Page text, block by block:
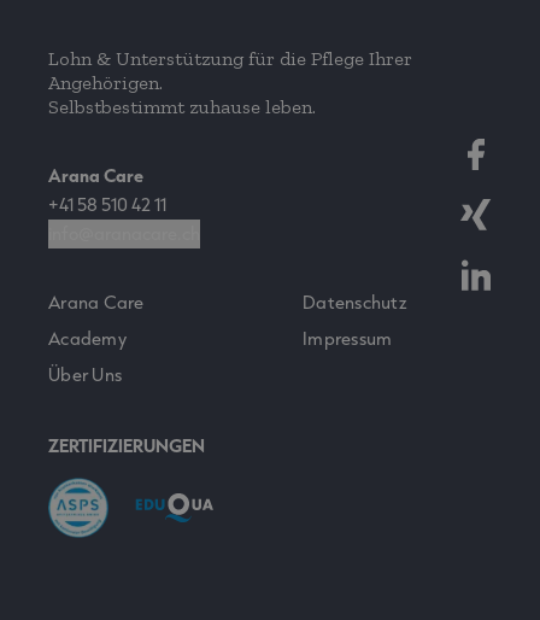
Lohn & Unterstützung für die Pflege Ihrer
Angehörigen.
Selbstbestimmt zuhause leben.
Arana Care
Academy
Über Uns
Datenschutz
Impressum
Arana Care
+41 58 510 42 11
ZERTIFIZIERUNGEN